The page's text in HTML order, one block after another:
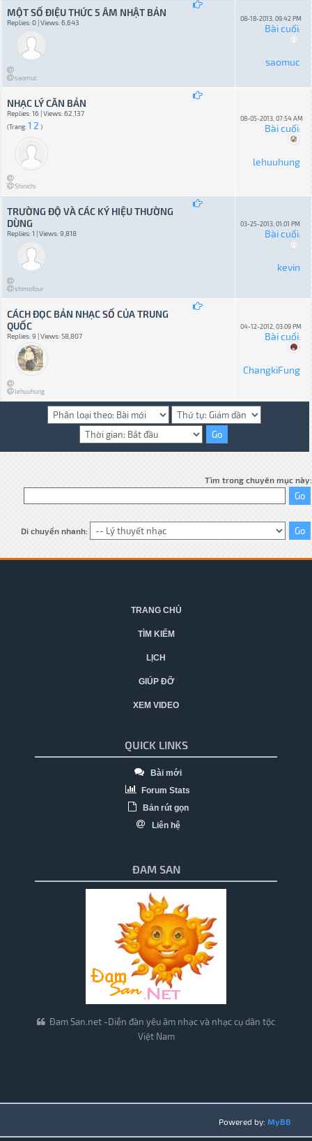
MỘT SỐ ĐIỆU THỨC 5 ÂM NHẬT BẢN
Replies: 0 | Views: 6,643
saomuc
08-18-2013, 09:42 PM
Bài cuối:
saomuc
NHẠC LÝ CĂN BẢN
Replies: 16 | Views: 62,137
(Trang:1 2 )
Shinichi
08-05-2013, 07:54 AM
Bài cuối:
lehuuhung
TRƯỜNG ĐỘ VÀ CÁC KÝ HIỆU THƯỜNG
DÙNG
Replies: 1 | Views: 9,818
shimofour
03-25-2013, 01:01 PM
Bài cuối:
kevin
CÁCH ĐỌC BẢN NHẠC SỐ CỦA TRUNG
QUỐC
Replies: 9 | Views: 58,807
lehuuhung
04-12-2012, 03:09 PM
Bài cuối:
ChangkiFung
Tìm trong chuyên mục này:
Di chuyển nhanh:
TRANG CHỦ
TÌM KIẾM
LỊCH
GIÚP ĐỠ
XEM VIDEO
QUICK LINKS
Bài mới
Forum Stats
Bản rút gọn
Liên hệ
ĐAM SAN
Đam San.net -Diễn đàn yêu âm nhạc và nhạc cụ dân tộc
Việt Nam
Powered by: MyBB